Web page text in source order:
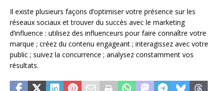
Il existe plusieurs façons d’optimiser votre présence sur les
réseaux sociaux et trouver du succès avec le marketing
d’influence : utilisez des influenceurs pour faire connaître votre
marque ; créez du contenu engageant ; interagissez avec votre
public ; suivez la concurrence ; analysez constamment vos
résultats.